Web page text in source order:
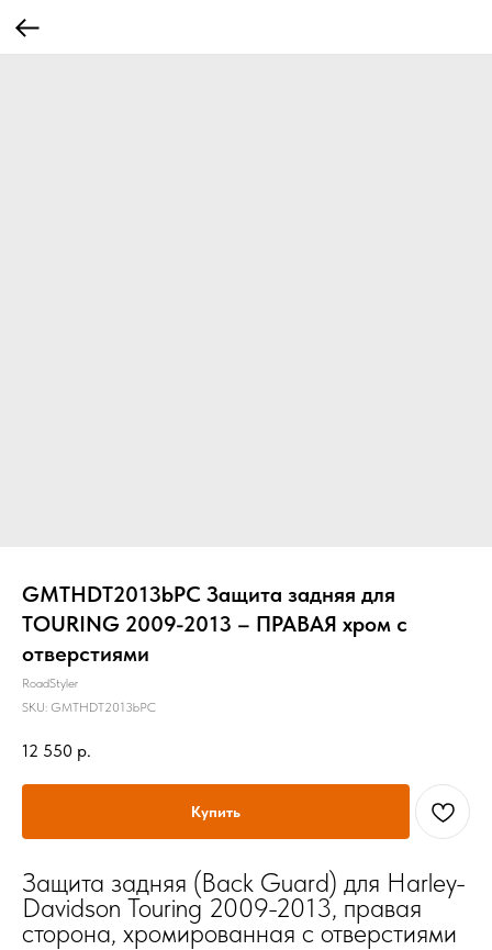
GMTHDT2013bPC Защита задняя для
TOURING 2009-2013 – ПРАВАЯ хром с
отверстиями
RoadStyler
SKU: GMTHDT2013bPC
12 550 р.
Купить
Защита задняя (Back Guard) для Harley-
Davidson Touring 2009-2013, правая
сторона, хромированная с отверстиями